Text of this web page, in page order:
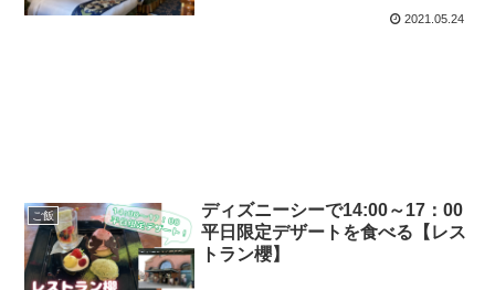
2021.05.24
ご飯
ディズニーシーで14:00～17：00
平日限定デザートを食べる【レス
トラン櫻】